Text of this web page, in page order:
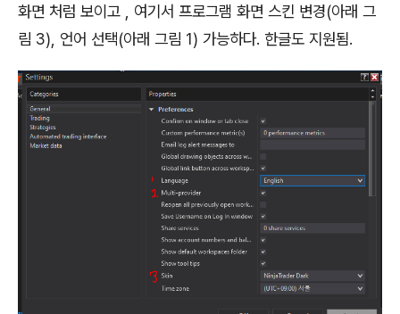
화면 처럼 보이고 , 여기서 프로그램 화면 스킨 변경(아래 그
림 3), 언어 선택(아래 그림 1) 가능하다. 한글도 지원됨.